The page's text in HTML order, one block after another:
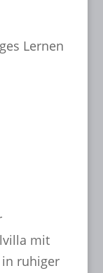
Lernen
mit
ruhiger